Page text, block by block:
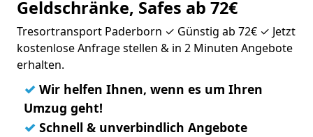
Geldschränke, Safes ab 72€
Tresortransport Paderborn ✓ Günstig ab 72€ ✓ Jetzt
kostenlose Anfrage stellen & in 2 Minuten Angebote
erhalten.
✓ Wir helfen Ihnen, wenn es um Ihren
Umzug geht!
✓ Schnell & unverbindlich Angebote